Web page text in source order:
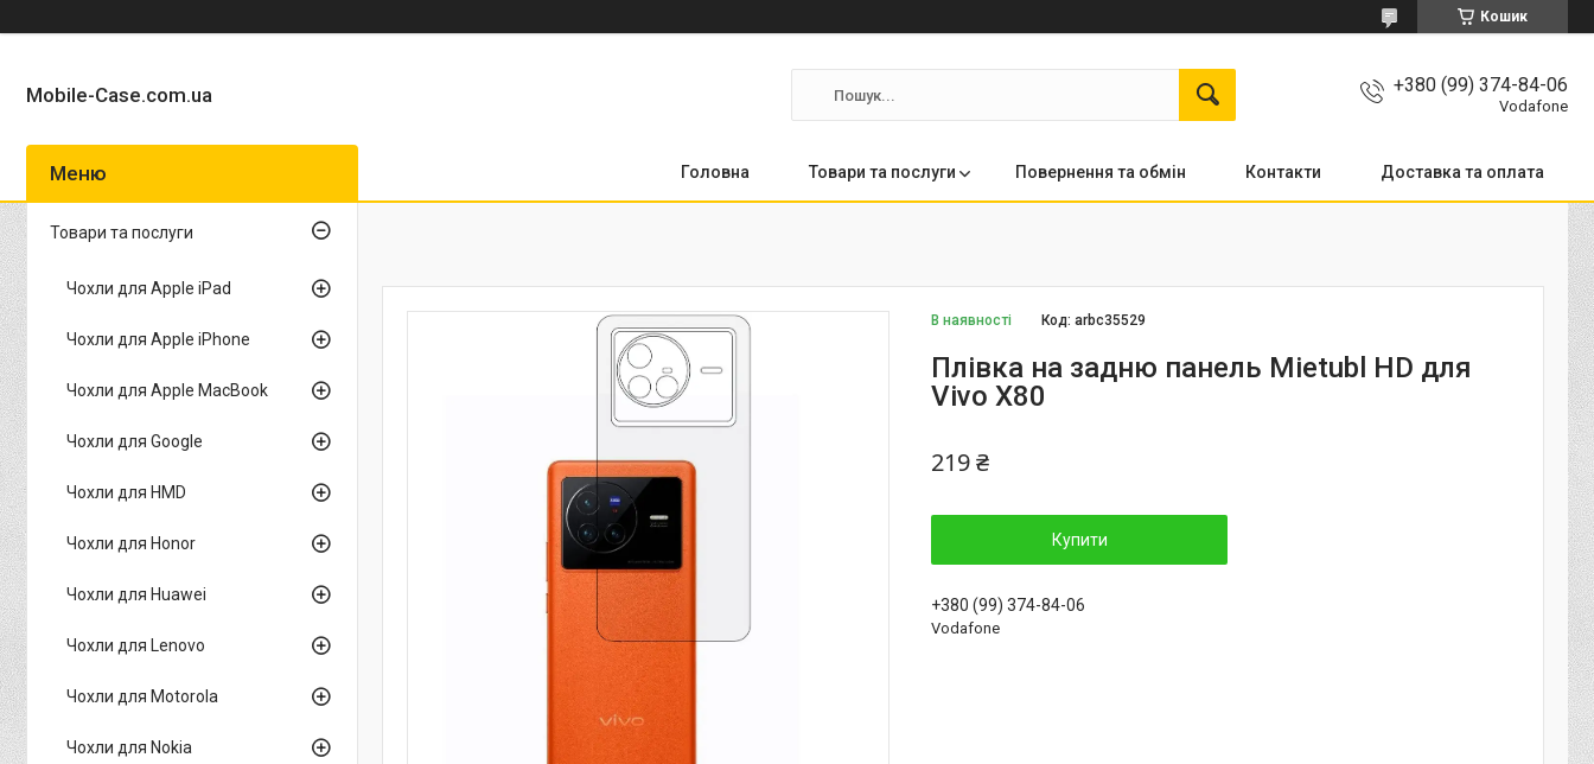
Кошик
Mobile-Case.com.ua +380 (99) 374-84-06
Vodafone
Головна Товари та послуги Повернення та обмін Контакти Доставка та оплата
В наявності Код:arbc35529
Плівка на задню панель Mietubl HD для
Vivo X80
219 ₴
Купити
+380 (99) 374-84-06
Vodafone
Товари та послуги
Чохли для Apple iPad
Чохли для Apple iPhone
Чохли для Apple MacBook
Чохли для Google
Чохли для HMD
Чохли для Honor
Чохли для Huawei
Чохли для Lenovo
Чохли для Motorola
Чохли для Nokia